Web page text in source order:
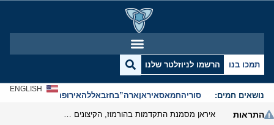
תמכו בנו הרשמו לניוזלטר שלנו
נושאים חמים: סוריהחמאסאיראןארה”בחזבאללהאירופהאנטישמיות
ENGLISH
התראות